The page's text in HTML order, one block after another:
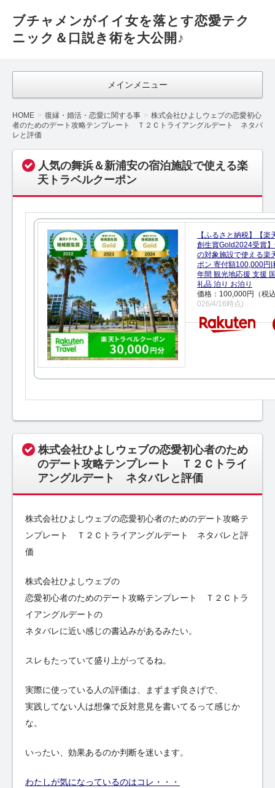
ブチャメンがイイ女を落とす恋愛テク
ニック＆口説き術を大公開♪
メインメニュー
HOME 復縁・婚活・恋愛に関する事
株式会社ひよしウェブの恋愛初心
者のためのデート攻略テンプレート Ｔ２Ｃトライアングルデート ネタバ
レと評価
人気の舞浜＆新浦安の宿泊施設で使える楽
天トラベルクーポン
【ふるさと納税】【楽
創生賞Gold2024受賞
の対象施設で使える楽
ポン 寄付額100,000円|
年間 観光地応援 支援
礼品 泊り お泊り
価格：100,000円（税
026/4/16時点)
株式会社ひよしウェブの恋愛初心者のため
のデート攻略テンプレート Ｔ２Ｃトライ
アングルデート ネタバレと評価
株式会社ひよしウェブの恋愛初心者のためのデート攻略テ
ンプレート Ｔ２Ｃトライアングルデート ネタバレと評
価
株式会社ひよしウェブの
恋愛初心者のためのデート攻略テンプレート Ｔ２Ｃトラ
イアングルデートの
ネタバレに近い感じの書込みがあるみたい。
スレもたっていて盛り上がってるね。
実際に使っている人の評価は、まずまず良さげで、
実践してない人は想像で反対意見を書いてるって感じか
な。
いったい、効果あるのか判断を迷います。
わたしが気になっているのはコレ・・・